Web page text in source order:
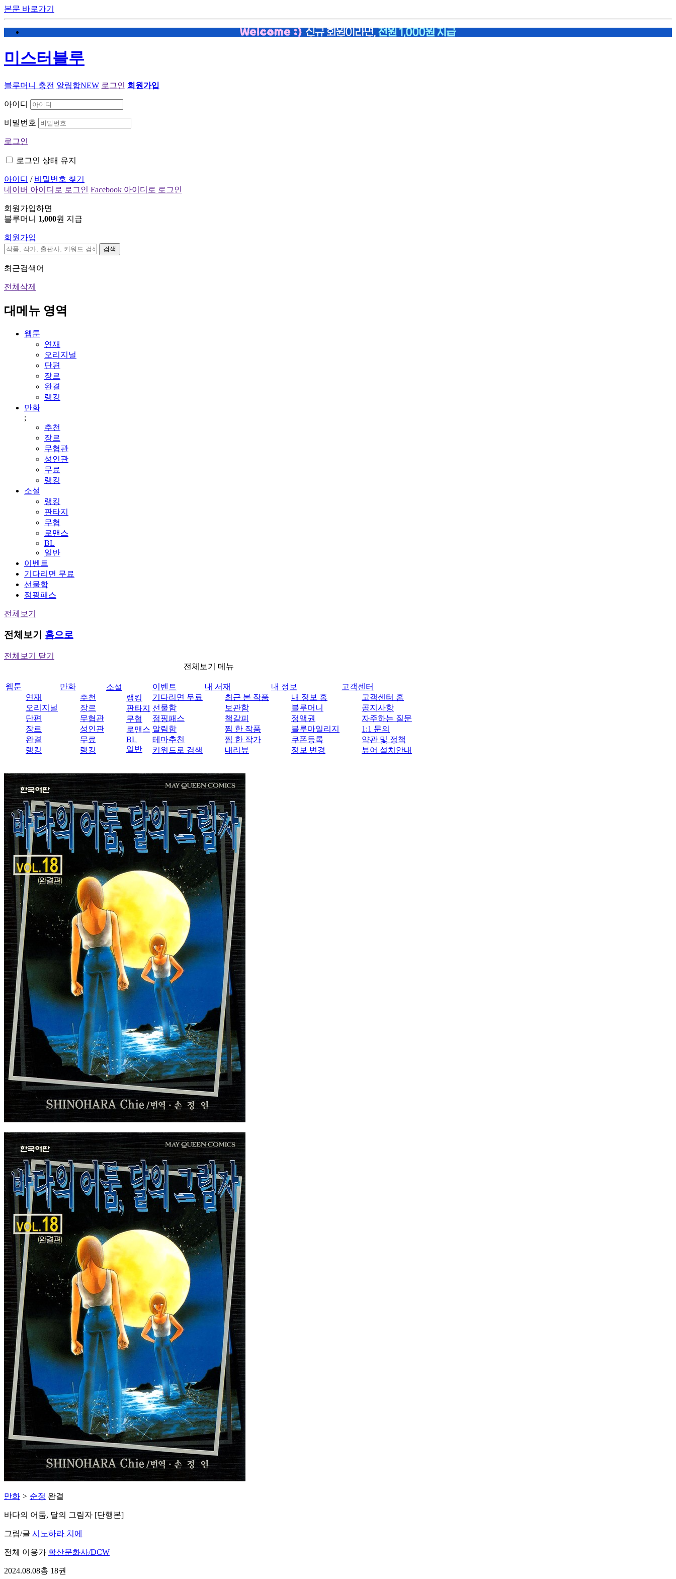
본문 바로가기
미스터블루
블루머니 충전 알림함NEW 로그인 회원가입
아이디
비밀번호
로그인
로그인 상태 유지
아이디 / 비밀번호 찾기
네이버 아이디로 로그인 Facebook 아이디로 로그인
회원가입하면
블루머니 1,000원 지급
회원가입
검색
최근검색어
전체삭제
대메뉴 영역
웹툰
연재
오리지널
단편
장르
완결
랭킹
만화
;
추천
장르
무협관
성인관
무료
랭킹
소설
랭킹
판타지
무협
로맨스
BL
일반
이벤트
기다리면 무료
선물함
점핑패스
전체보기
전체보기 홈으로
전체보기 닫기
전체보기 메뉴
웹툰
연재
오리지널
단편
장르
완결
랭킹
만화
추천
장르
무협관
성인관
무료
랭킹
소설
랭킹
판타지
무협
로맨스
BL
일반
이벤트
기다리면 무료
선물함
점핑패스
알림함
테마추천
키워드로 검색
내 서재
최근 본 작품
보관함
책갈피
찜 한 작품
찜 한 작가
내리뷰
내 정보
내 정보 홈
블루머니
정액권
블루마일리지
쿠폰등록
정보 변경
고객센터
고객센터 홈
공지사항
자주하는 질문
1:1 문의
약관 및 정책
뷰어 설치안내
만화 > 순정 완결
바다의 어둠, 달의 그림자 [단행본]
그림/글 시노하라 치에
전체 이용가 학산문화사/DCW
2024.08.08총 18권